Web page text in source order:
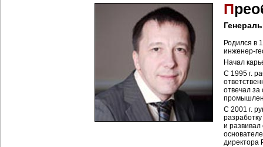
П
Родился в
инженер-
Начал
С 1995 г.
отвечал
С 2001 г.
и развивал
директора